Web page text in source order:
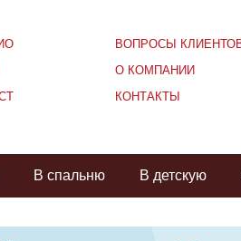
ВОПРОСЫ
О КОМПАНИИ
КОНТАКТЫ
В спальню В детскую